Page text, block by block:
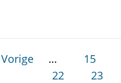
Vorige … 15
22
23